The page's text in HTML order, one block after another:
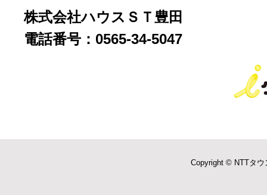
株式会社ハウスＳＴ豊田
電話番号：0565-34-5047
Copyright © NTTタウ